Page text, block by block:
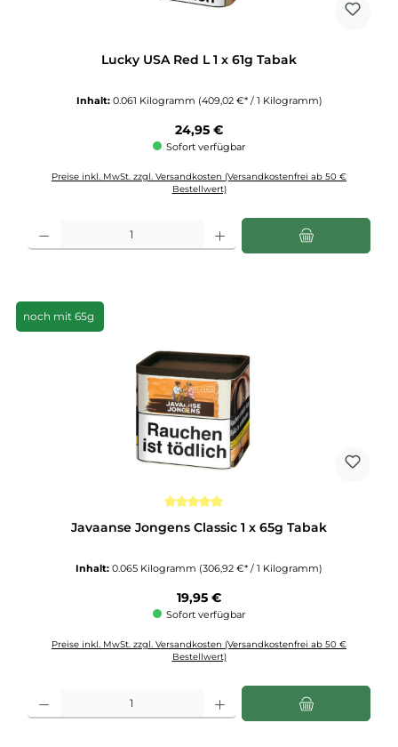
Lucky USA Red L 1 x 61g Tabak
Inhalt: 0.061 Kilogramm (409,02 €* / 1 Kilogramm)
Regulärer Preis:
24,95 €
Sofort verfügbar
Preise inkl. MwSt. zzgl. Versandkosten (Versandkostenfrei ab 50 €
Bestellwert)
noch mit 65g
Javaanse Jongens Classic 1 x 65g Tabak
Inhalt: 0.065 Kilogramm (306,92 €* / 1 Kilogramm)
Regulärer Preis:
19,95 €
Sofort verfügbar
Preise inkl. MwSt. zzgl. Versandkosten (Versandkostenfrei ab 50 €
Bestellwert)